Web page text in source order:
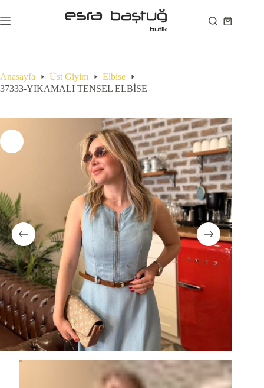
to
content
Shopping
Anasayfa Üst Giyim
Elbise
37333-YIKAMALI TENSEL ELBİSE